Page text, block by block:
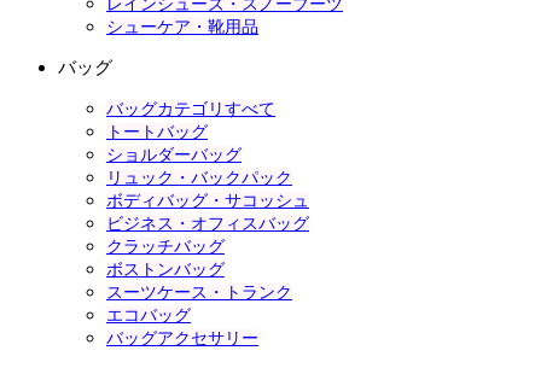
レインシューズ・スノーブーツ
シューケア・靴用品
バッグ
バッグカテゴリすべて
トートバッグ
ショルダーバッグ
リュック・バックパック
ボディバッグ・サコッシュ
ビジネス・オフィスバッグ
クラッチバッグ
ボストンバッグ
スーツケース・トランク
エコバッグ
バッグアクセサリー